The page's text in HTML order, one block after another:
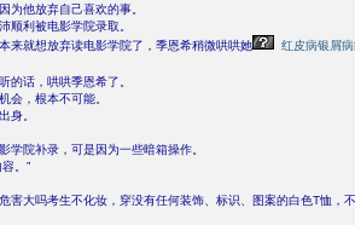
为他放弃自己喜欢的事。
顺利被电影学院录取。
来就想放弃读电影学院了，季恩希稍微哄哄她
红皮病银屑
的话，哄哄季恩希了。
会，根本不可能。
身。
学院补录，可是因为一些暗箱操作。
。”
害大吗考生不化妆，穿没有任何装饰、标识、图案的白色T恤，